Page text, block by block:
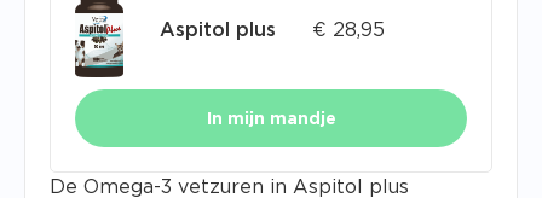
Aspitol plus € 28,95
In mijn mandje
De Omega-3 vetzuren in Aspitol plus